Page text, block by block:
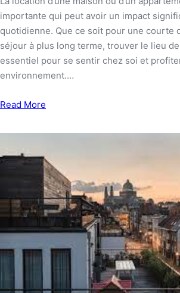
importante qui peut avoir un impact
quotidienne. Que ce soit pour une courte
séjour à plus long terme, trouver le lieu
essentiel pour se sentir chez soi et
environnement.…
Read More